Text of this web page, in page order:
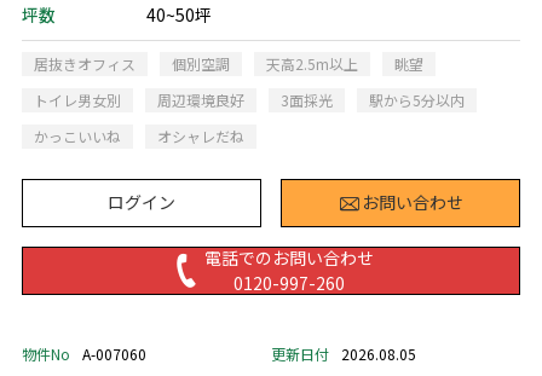
坪数
40~50坪
居抜きオフィス 個別空調 天高2.5m以上
眺望
トイレ男女別
周辺環境良好 3面採光
駅から5分以内
かっこいいね
オシャレだね
ログイン お問い合わせ
電話でのお問い合わせ
0120-997-260
物件No A-007060 更新日付 2026.08.05